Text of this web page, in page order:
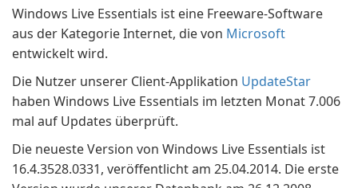
Windows Live Essentials ist eine Freeware-Software
aus der Kategorie Internet, die von Microsoft
entwickelt wird.
Die Nutzer unserer Client-Applikation UpdateStar
haben Windows Live Essentials im letzten Monat 7.006
mal auf Updates überprüft.
Die neueste Version von Windows Live Essentials ist
16.4.3528.0331, veröffentlicht am 25.04.2014. Die erste